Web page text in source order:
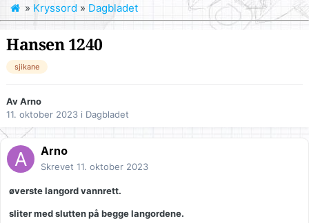
» Kryssord » Dagbladet
Hansen 1240
sjikane
AvArno
11. oktober 2023 i Dagbladet
Arno
Skrevet 11. oktober 2023
øverste langord vannrett.
sliter med slutten på begge langordene.